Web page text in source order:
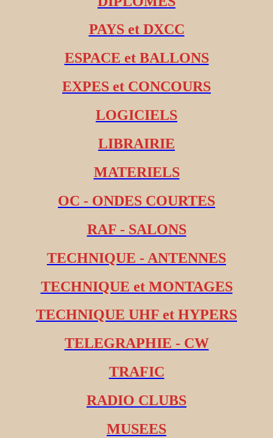
PAYS et DXCC
ESPACE et BALLONS
EXPES et CONCOURS
LOGICIELS
LIBRAIRIE
MATERIELS
OC - ONDES COURTES
RAF - SALONS
TECHNIQUE - ANTENNES
TECHNIQUE et MONTAGES
TECHNIQUE UHF et HYPERS
TELEGRAPHIE - CW
TRAFIC
RADIO CLUBS
MUSEES